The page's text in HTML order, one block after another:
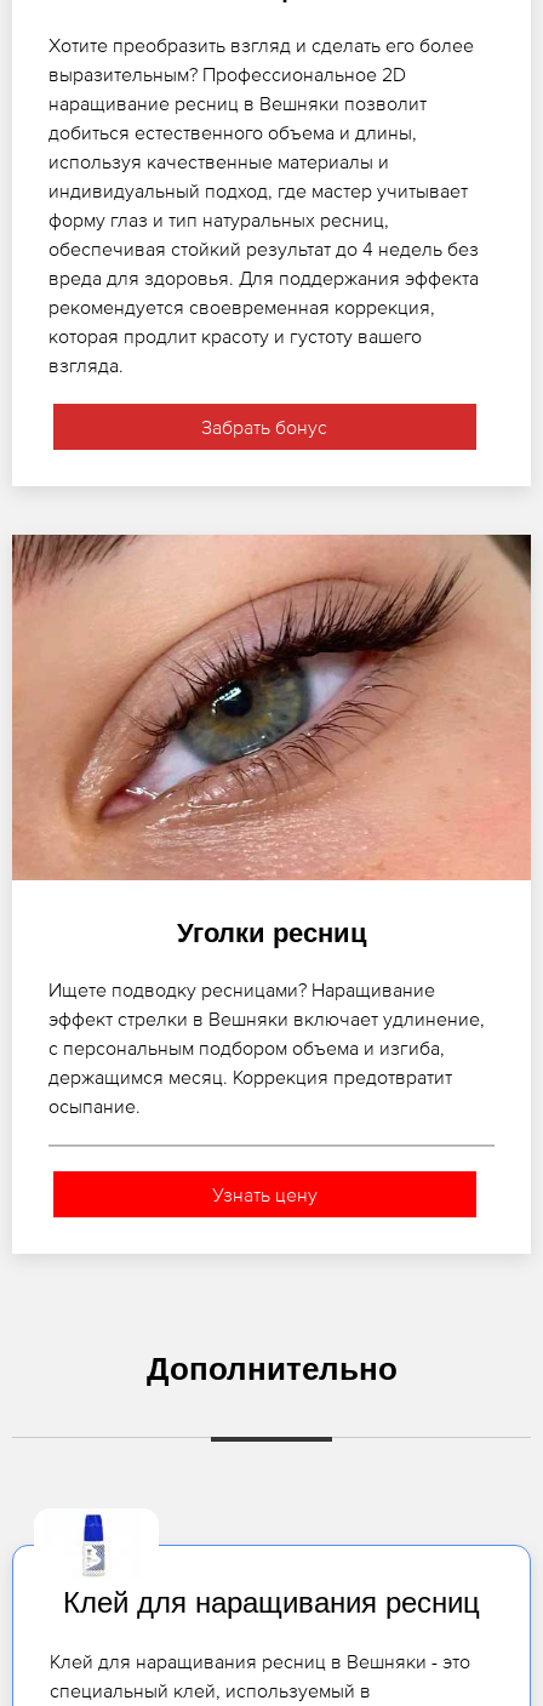
Хотите преобразить взгляд и сделать его более
выразительным? Профессиональное 2D
наращивание ресниц в Вешняки позволит
добиться естественного объема и длины,
используя качественные материалы и
индивидуальный подход, где мастер учитывает
форму глаз и тип натуральных ресниц,
обеспечивая стойкий результат до 4 недель без
вреда для здоровья. Для поддержания эффекта
рекомендуется своевременная коррекция,
которая продлит красоту и густоту вашего
взгляда.
Забрать бонус
Уголки ресниц
Ищете подводку ресницами? Наращивание
эффект стрелки в Вешняки включает удлинение,
с персональным подбором объема и изгиба,
держащимся месяц. Коррекция предотвратит
осыпание.
Узнать цену
Дополнительно
Клей для наращивания ресниц
Клей для наращивания ресниц в Вешняки - это
специальный клей, используемый в